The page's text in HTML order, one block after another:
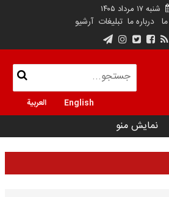
شنبه ۱۷ مرداد ۱۴۰۵
درباره ما تبلیغات آرشیو
English العربية
نمایش منو